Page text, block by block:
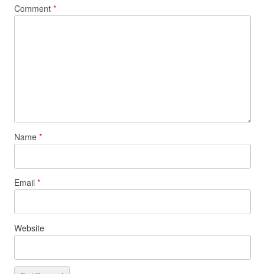
Comment *
Name *
Email *
Website